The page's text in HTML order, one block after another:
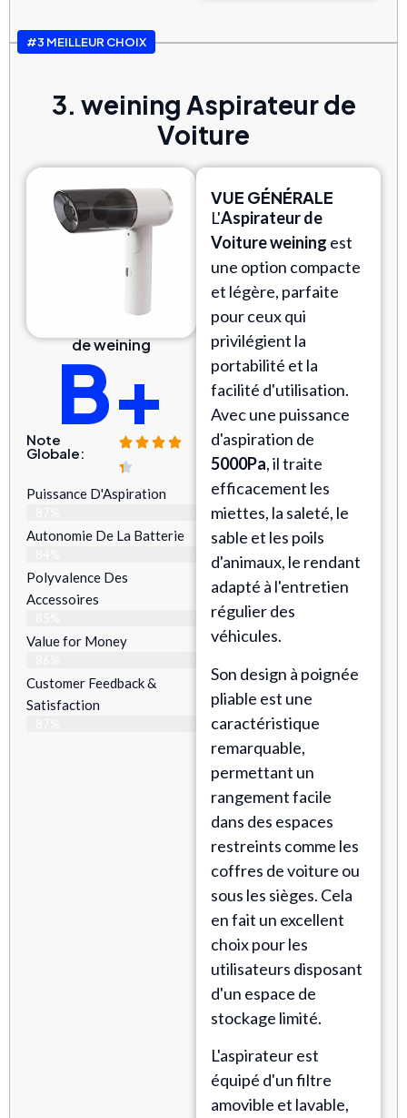
#3 MEILLEUR CHOIX
3. weining Aspirateur de
Voiture
de weining
B+
Note
Globale:
Puissance D'Aspiration
Autonomie De La Batterie
Polyvalence Des
Accessoires
Value for Money
Customer Feedback &
Satisfaction​
VUE GÉNÉRALE
L'Aspirateur de
Voiture weining est
une option compacte
et légère, parfaite
pour ceux qui
privilégient la
portabilité et la
facilité d'utilisation.
Avec une puissance
d'aspiration de
5000Pa, il traite
efficacement les
miettes, la saleté, le
sable et les poils
d'animaux, le rendant
adapté à l'entretien
régulier des
véhicules.
Son design à poignée
pliable est une
caractéristique
remarquable,
permettant un
rangement facile
dans des espaces
restreints comme les
coffres de voiture ou
sous les sièges. Cela
en fait un excellent
choix pour les
utilisateurs disposant
d'un espace de
stockage limité.
L'aspirateur est
équipé d'un filtre
amovible et lavable,